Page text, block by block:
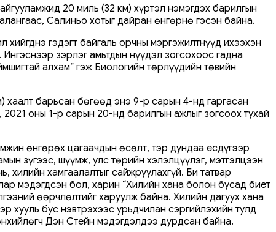
20 миль (32 км) хүртэл нэмэгдэх барилгын
Салиньо хотыг дайран өнгөрнө гэсэн байна.
гэдэгт байгаль орчны мэргэжилтнүүд ихээхэн
зэрлэг амьтдын нүүдэл зогсохоос гадна
алхам” гэж Биологийн төрлүүдийн төвийн
хаалт барьсан бөгөөд энэ 9-р сарын 4-нд гаргасан
оны 1-р сарын 20-нд барилгын ажлыг зогсоох тухай
өнгөрөх цагаачдын өсөлт, тэр дундаа есдүгээр
зүгээс, шүүмж, улс төрийн хэлэлцүүлэг, мэтгэлцээн
хилийн хамгаалалтыг сайжруулахгүй. Би татвар
мэдэгдсэн бол, харин “Хилийн хана болон бусад биет
өөрчлөлтийг харуулж байна. Хилийн дагуух хана
хууль бус нэвтрэхээс урьдчилан сэргийлэхийн тулд
Дэн Стейн мэдэгдэлдээ дурдсан байна.